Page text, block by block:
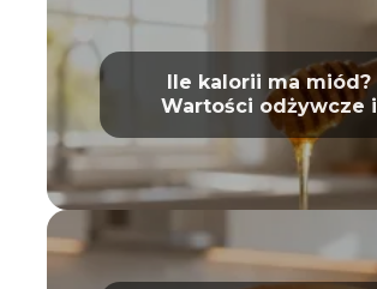
Ile kalorii ma miód?
Wartości odżywcze i
właściwości